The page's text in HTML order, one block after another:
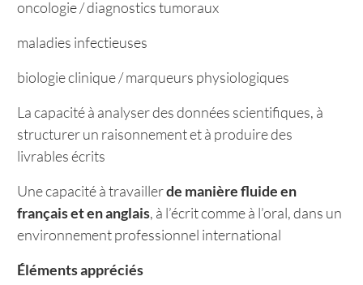
oncologie / diagnostics tumoraux
maladies infectieuses
biologie clinique / marqueurs physiologiques
La capacité à analyser des données scientifiques, à
structurer un raisonnement et à produire des
livrables écrits
Une capacité à travaillerde manière fluide en
français et en anglais, à l’écrit comme à l’oral, dans un
environnement professionnel international
Éléments appréciés